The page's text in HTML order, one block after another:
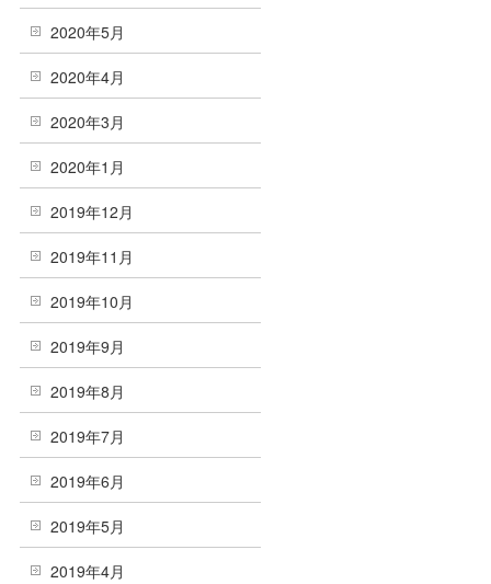
2020年5月
2020年4月
2020年3月
2020年1月
2019年12月
2019年11月
2019年10月
2019年9月
2019年8月
2019年7月
2019年6月
2019年5月
2019年4月